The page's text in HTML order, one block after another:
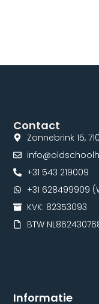
Informatie
Contact
Zonnebrink 15,
+31 543 219009
+31 628499909
KVK: 82353093
BTW